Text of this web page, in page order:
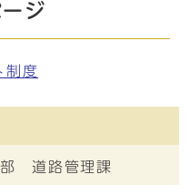
ジ
制度
道路管理課